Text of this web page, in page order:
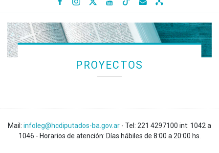
PROYECTOS
Mail: infoleg@hcdiputados-ba.gov.ar - Tel: 221 4297100 int: 1042 a
1046 - Horarios de atención: Días hábiles de 8:00 a 20:00 hs.